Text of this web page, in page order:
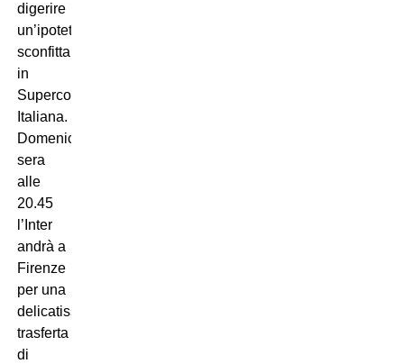
digerire
un’ipotetica
sconfitta
in
Supercoppa
Italiana.
Domenica
sera
alle
20.45
l’Inter
andrà a
Firenze
per una
delicatissima
trasferta
di